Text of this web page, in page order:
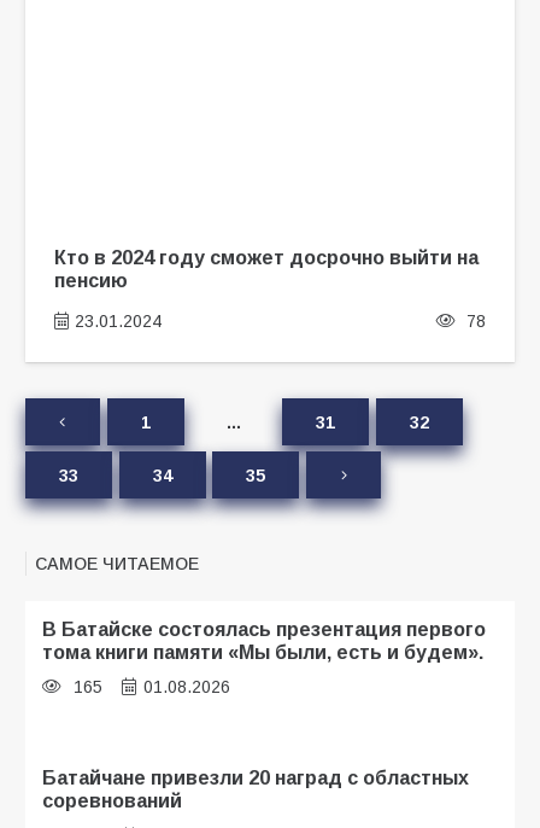
Кто в 2024 году сможет досрочно выйти на
пенсию
23.01.2024 78
1 … 31 32
33 34 35
САМОЕ ЧИТАЕМОЕ
В Батайске состоялась презентация первого
тома книги памяти «Мы были, есть и будем».
165 01.08.2026
Батайчане привезли 20 наград с областных
соревнований